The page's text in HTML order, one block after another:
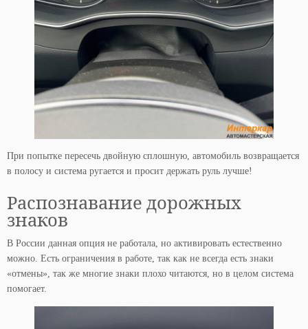
При попытке пересечь двойную сплошную, автомобиль возвращается
в полосу и система ругается и просит держать руль лучше!
Распознавание дорожных
знаков
В России данная опция не работала, но активировать естественно
можно. Есть ограничения в работе, так как не всегда есть знаки
«отмены», так же многие знаки плохо читаются, но в целом система
помогает.